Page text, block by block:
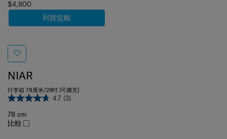
到貨提醒
NIAR
行李箱 78厘米/29吋 (可擴充)
4.7 (3)
78 cm
比較